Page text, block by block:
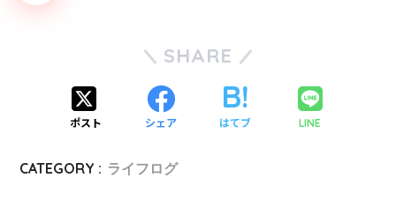
SHARE
ポスト シェア はてブ LINE
CATEGORY : ライフログ